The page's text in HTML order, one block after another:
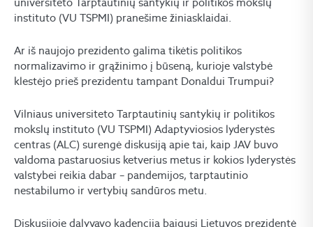
instituto (VU TSPMI) pranešime žiniasklaidai.
Ar iš naujojo prezidento galima tikėtis politikos
normalizavimo ir grąžinimo į būseną, kurioje valstybė
klestėjo prieš prezidentu tampant Donaldui Trumpui?
Vilniaus universiteto Tarptautinių santykių ir politikos
mokslų instituto (VU TSPMI) Adaptyviosios lyderystės
centras (ALC) surengė diskusiją apie tai, kaip JAV buvo
valdoma pastaruosius ketverius metus ir kokios lyderystės
valstybei reikia dabar – pandemijos, tarptautinio
nestabilumo ir vertybių sandūros metu.
Diskusijoje dalyvavo kadenciją baigusi Lietuvos prezidentė